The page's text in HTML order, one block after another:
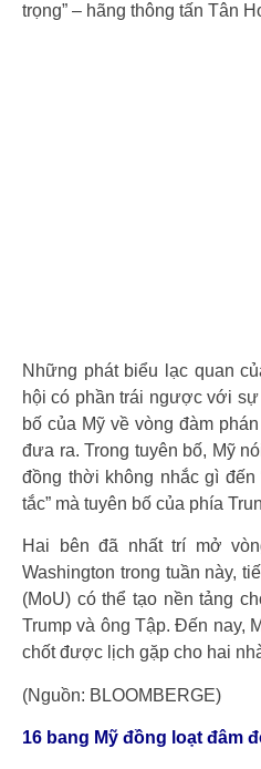
trọng” – hãng thông tấn Tân
Những phát biểu lạc quan
hội có phần trái ngược với
bố của Mỹ về vòng đàm
đưa ra. Trong tuyên bố, Mỹ
đồng thời không nhắc gì đến
tắc” mà tuyên bố của phía
Hai bên đã nhất trí mở
Washington trong tuần này,
(MoU) có thể tạo nền tảng
Trump và ông Tập. Đến nay,
chốt được lịch gặp cho hai
(Nguồn: BLOOMBERGE)
16 bang Mỹ đồng loạt đâm